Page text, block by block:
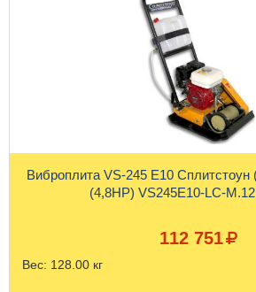
Виброплита VS-245 E10 Сплитстоун
(4,8HP) VS245Е10-LC-
112 751
Вес: 128.00 кг